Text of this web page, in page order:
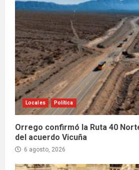
Locales Política
Orrego confirmó la Ruta 40
del acuerdo Vicuña
6 agosto, 2026